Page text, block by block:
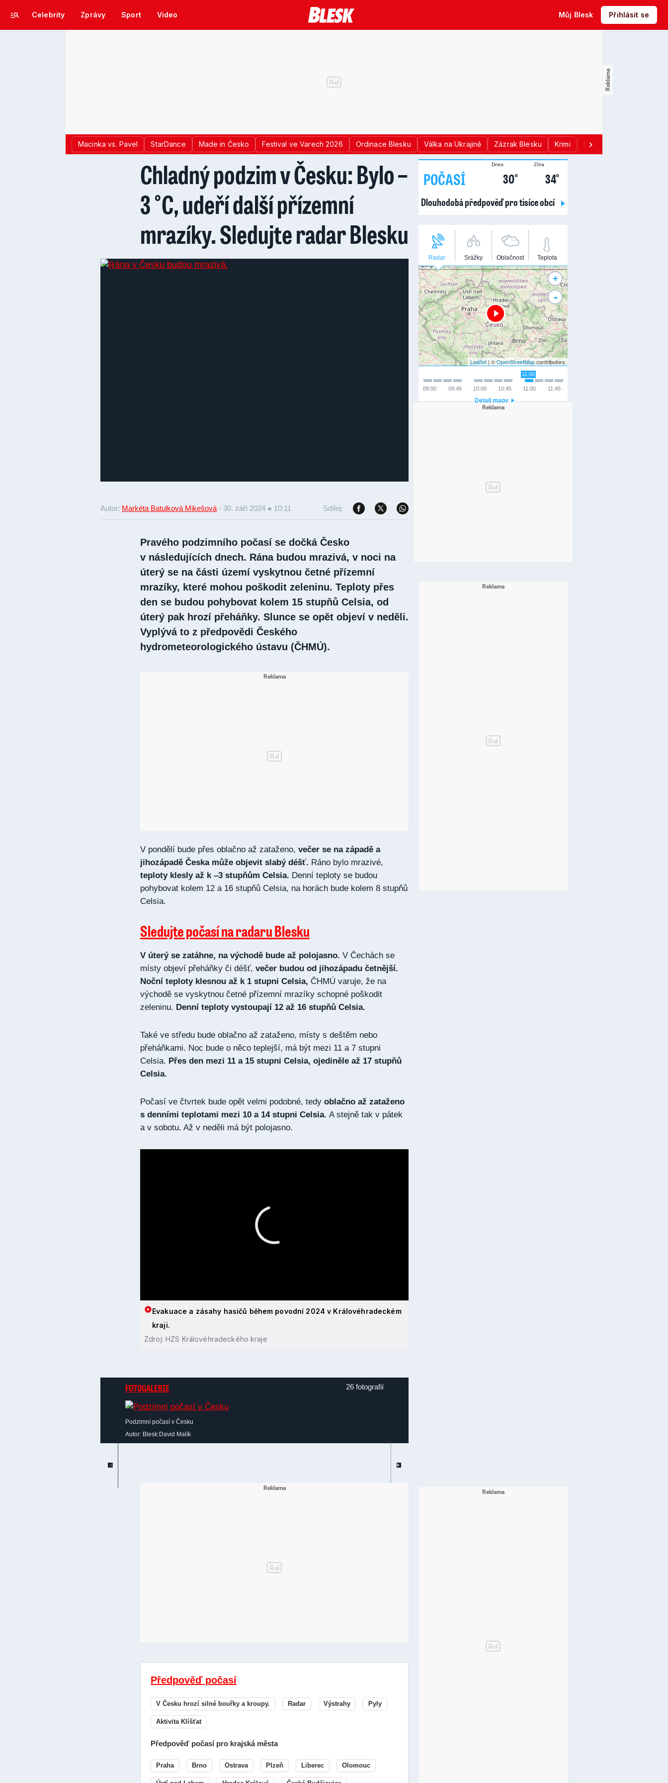
Celebrity Zprávy Sport Video Můj Blesk Přihlásit se
Macinka vs. Pavel StarDance Made in Česko Festival ve Varech 2026 Ordinace Blesku Válka na Ukrajině Zázrak Blesku Krimi Donald Trump
Chladný podzim v Česku: Bylo –
3 °C, udeří další přízemní
mrazíky. Sledujte radar Blesku
Autor: Markéta Batulková Mikešová - 30. září 2024 ● 10:11 Sdílej:
Pravého podzimního počasí se dočká Česko
v následujících dnech. Rána budou mrazivá, v noci na
úterý se na části území vyskytnou četné přízemní
mrazíky, které mohou poškodit zeleninu. Teploty přes
den se budou pohybovat kolem 15 stupňů Celsia, od
úterý pak hrozí přeháňky. Slunce se opět objeví v neděli.
Vyplývá to z předpovědi Českého
hydrometeorologického ústavu (ČHMÚ).
V pondělí bude přes oblačno až zataženo, večer se na západě a
jihozápadě Česka může objevit slabý déšť. Ráno bylo mrazivé,
teploty klesly až k –3 stupňům Celsia. Denní teploty se budou
pohybovat kolem 12 a 16 stupňů Celsia, na horách bude kolem 8 stupňů
Celsia.
Sledujte počasí na radaru Blesku
V úterý se zatáhne, na východě bude až polojasno. V Čechách se
místy objeví přeháňky či déšť, večer budou od jihozápadu četnější.
Noční teploty klesnou až k 1 stupni Celsia, ČHMÚ varuje, že na
východě se vyskytnou četné přízemní mrazíky schopné poškodit
zeleninu. Denní teploty vystoupají 12 až 16 stupňů Celsia.
Také ve středu bude oblačno až zataženo, místy s deštěm nebo
přeháňkami. Noc bude o něco teplejší, má být mezi 11 a 7 stupni
Celsia. Přes den mezi 11 a 15 stupni Celsia, ojediněle až 17 stupňů
Celsia.
Počasí ve čtvrtek bude opět velmi podobné, tedy oblačno až zataženo
s denními teplotami mezi 10 a 14 stupni Celsia. A stejně tak v pátek
a v sobotu. Až v neděli má být polojasno.
Evakuace a zásahy hasičů během povodní 2024 v Královéhradeckém
kraji.
Zdroj: HZS Královéhradeckého kraje
FOTOGALERIE 26 fotografií
Podzimní počasí v Česku
Autor: Blesk:David Malík
Předpověď počasí
V Česku hrozí silné bouřky a kroupy. Radar Výstrahy Pyly
Aktivita Klíšťat
Předpověď počasí pro krajská města
Praha Brno Ostrava Plzeň Liberec Olomouc
POČASÍ
Dnes
30°
Zítra
34°
Dlouhodobá předpověď pro tisíce obcí
Radar Srážky Oblačnost Teplota
+
-
Leaflet | ©OpenStreetMapcontributors
11:00
11:45
11:00
10:45
10:00
09:45
09:00
Detail mapy